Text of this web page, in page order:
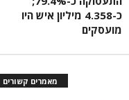
כ-4.358 מיליון איש היו
מועסקים
מאמרים קשורים